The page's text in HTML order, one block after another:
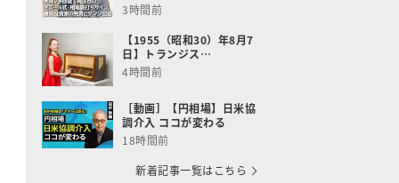
3時間前
【1955（昭和30）年8月7
日】トランジス…
4時間前
［動画］【円相場】日米協
調介入 ココが変わる
18時間前
新着記事一覧はこちら